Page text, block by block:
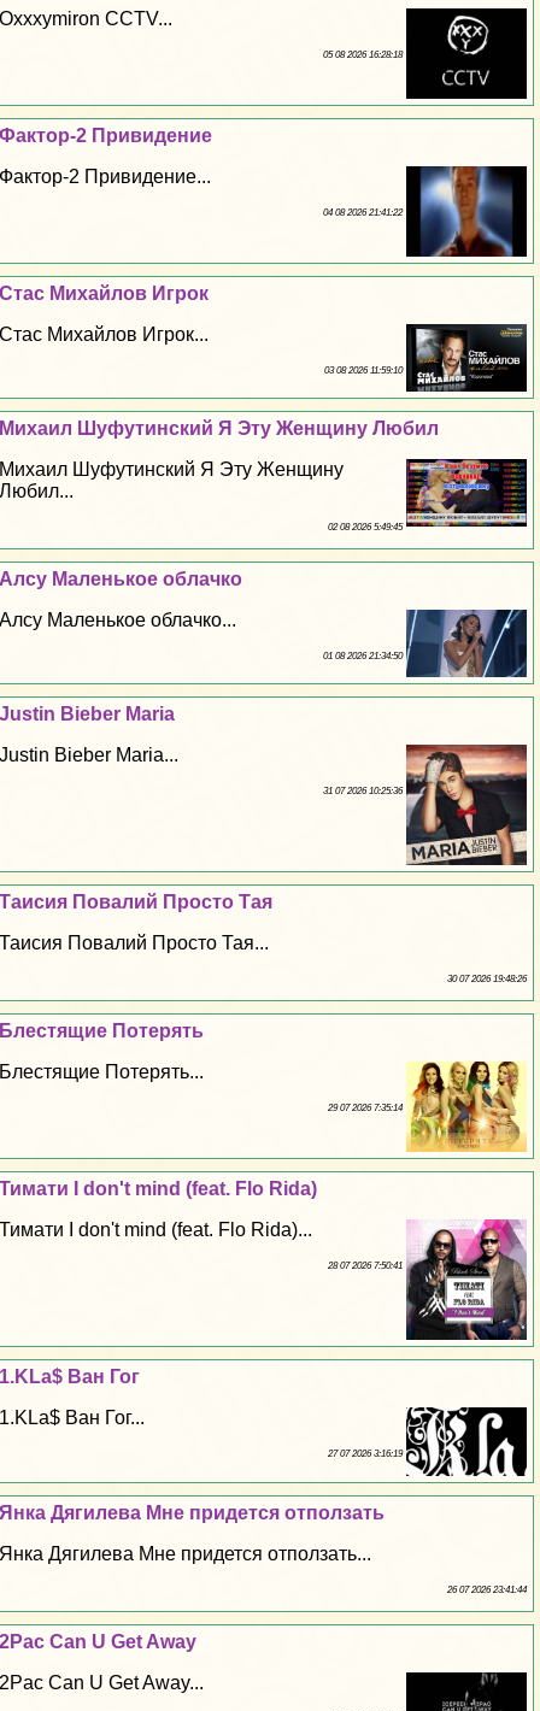
Oxxxymiron CCTV...
05 08 2026 16:28:18
Фактор-2 Привидение
Фактор-2 Привидение...
04 08 2026 21:41:22
Стас Михайлов Игрок
Стас Михайлов Игрок...
03 08 2026 11:59:10
Михаил Шуфутинский Я Эту Женщину Любил
Михаил Шуфутинский Я Эту Женщину
Любил...
02 08 2026 5:49:45
Алсу Маленькое облачко
Алсу Маленькое облачко...
01 08 2026 21:34:50
Justin Bieber Maria
Justin Bieber Maria...
31 07 2026 10:25:36
Таисия Повалий Просто Тая
Таисия Повалий Просто Тая...
30 07 2026 19:48:26
Блестящие Потерять
Блестящие Потерять...
29 07 2026 7:35:14
Тимати I don't mind (feat. Flo Rida)
Тимати I don't mind (feat. Flo Rida)...
28 07 2026 7:50:41
1.KLa$ Ван Гог
1.KLa$ Ван Гог...
27 07 2026 3:16:19
Янка Дягилева Мне придется отползать
Янка Дягилева Мне придется отползать...
26 07 2026 23:41:44
2Pac Can U Get Away
2Pac Can U Get Away...